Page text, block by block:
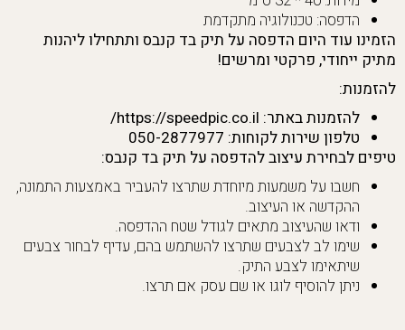
הדפסה: טכנולוגיה מתקדמת
הזמינו עוד היום הדפסה על תיק בד קנבס ותתחילו ליהנות
מתיק ייחודי, פרקטי ומרשים!
להזמנות:
להזמנות באתר: https://speedpic.co.il/
טלפון שירות לקוחות: 050-2877977
טיפים לבחירת עיצוב להדפסה על תיק בד קנבס:
חשבו על משמעות מיוחדת שתרצו להעביר באמצעות התמונה,
ההקדשה או העיצוב.
ודאו שהעיצוב מתאים לגודל שטח ההדפסה.
שימו לב לצבעים שתרצו להשתמש בהם, עדיף לבחור צבעים
שיתאימו לצבע התיק.
ניתן להוסיף לוגו או שם עסק אם תרצו.